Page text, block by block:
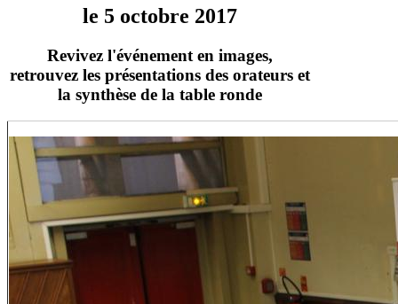
le 5 octobre 2017
Revivez l'événement en images,
retrouvez les présentations des orateurs et
la synthèse de la table ronde